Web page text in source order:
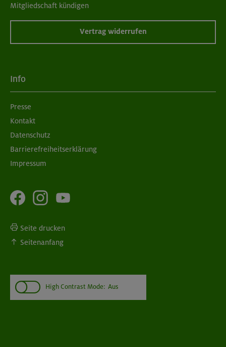
Mitgliedschaft kündigen
Vertrag widerrufen
Info
Presse
Kontakt
Datenschutz
Barrierefreiheitserklärung
Impressum
Seite drucken
Seitenanfang
High Contrast Mode: Aus